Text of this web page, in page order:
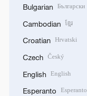
Bulgarian Български
Cambodian ខ្មែរ
Croatian Hrvatski
Czech Český
English English
Esperanto Esperanto